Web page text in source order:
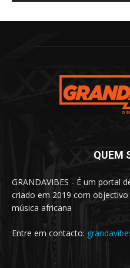
QUEM
GRANDAVIBES - É um portal
criado em 2019 com
música africana
Entre em contacto: